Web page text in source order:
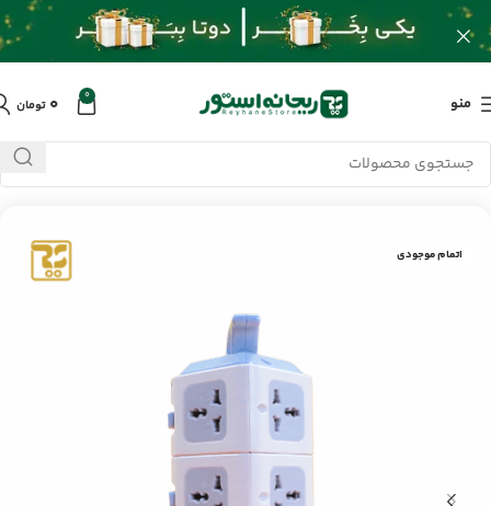
منو 0 ۰ تومان
خانه/محصولات/کابل و تبدیلات/چند راهی برق ایجیا YJ-703
اتمام موجودی